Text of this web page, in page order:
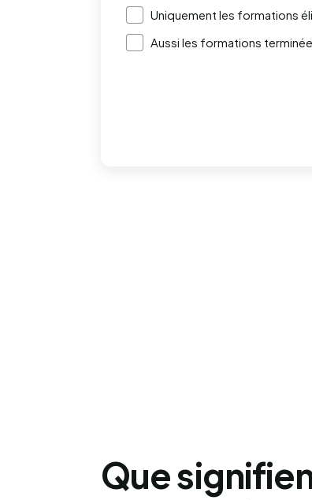
Uniquement les formations
Aussi les formations
Que